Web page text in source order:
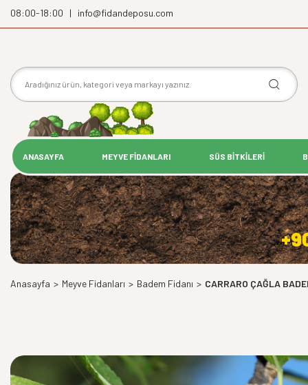
08:00-18:00 | info@fidandeposu.com
ANASAYFA MEYVE FİDANLARI SÜS BİTKİLERİ
Anasayfa > Meyve Fidanları > Badem Fidanı > CARRARO ÇAĞLA